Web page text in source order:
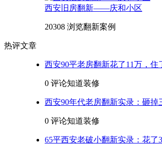
西安旧房翻新——庆和小区
20308 浏览翻新案例
热评文章
西安90平老房翻新花了11万，
0 评论知道装修
西安90年代老房翻新实录：砸掉
0 评论知道装修
65平西安老破小翻新实录：花